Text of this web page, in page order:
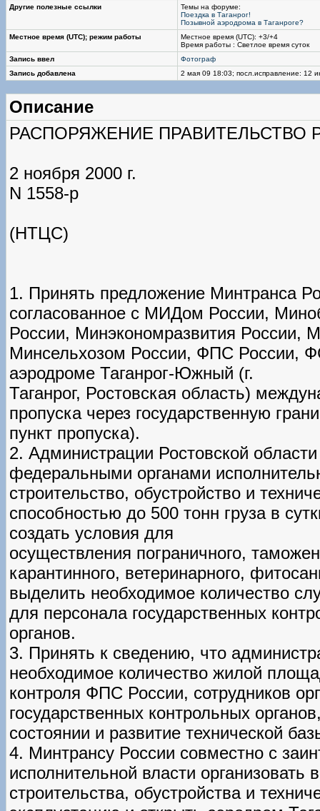
Другие полезные ссылки
Темы на форуме:
Поездка в Таганрог!
Позывной аэродрома в Таганроге?
Местное время (UTC); режим работы
Местное время (UTC): +3/+4
Время работы : Светлое время суток
Запись ввел
Фотограф
Запись добавлена
2 мая 09 18:03; посл.исправление: 12
Описание
РАСПОРЯЖЕНИЕ ПРАВИТЕЛЬСТВО
2 ноября 2000 г.
N 1558-р
(НТЦС)
1. Принять предложение Минтранса
согласованное с МИДом России,
России, Минэкономразвития России,
Минсельхозом России, ФПС России,
аэродроме Таганрог-Южный (г.
Таганрог, Ростовская область)
пропуска через государственную
пункт пропуска).
2. Администрации Ростовской
федеральными органами
строительство, обустройство и
способностью до 500 тонн груза в
создать условия для
осуществления пограничного,
карантинного, ветеринарного,
выделить необходимое количество
для персонала государственных
органов.
3. Принять к сведению, что
необходимое количество жилой
контроля ФПС России, сотрудников
государственных контрольных
состоянии и развитие технической
4. Минтрансу России совместно с
исполнительной власти
строительства, обустройства и